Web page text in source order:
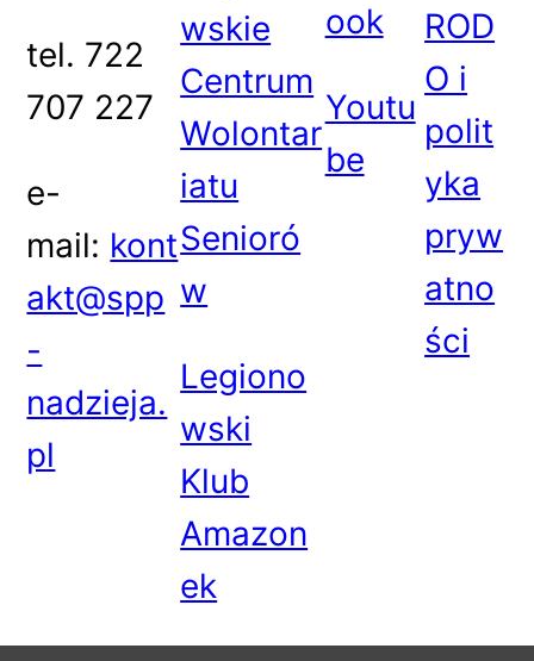
tel. 722
707 227
e-
mail: kont
akt@spp
-
nadzieja.
pl
wskie
Centrum
Wolontar
iatu
Senioró
w
Legiono
wski
Klub
Amazon
ek
ook
Youtu
be
ROD
O i
polit
yka
pryw
atno
ści